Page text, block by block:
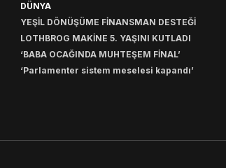
DÜNYA
YEŞİL DÖNÜŞÜME FİNANSMAN DESTEĞİ
LOTHBROG MAKİNE 5. YAŞINI KUTLADI
‘BABA OCAĞINDA MUHTEŞEM FİNAL’
‘Parlamenter sistem meselesi kapandı’